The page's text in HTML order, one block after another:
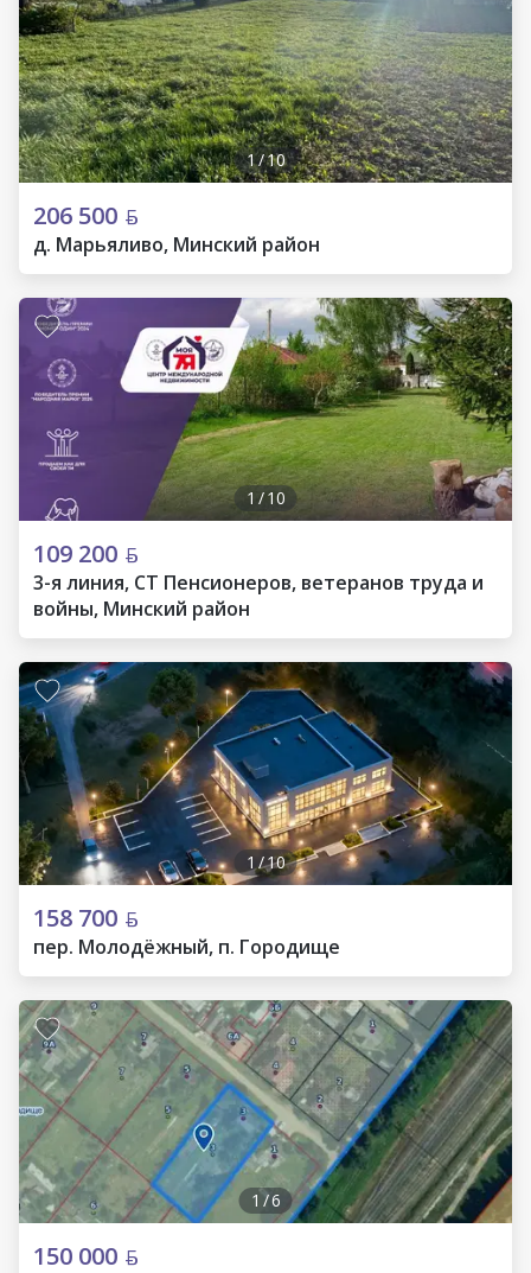
1/10
206 500
д. Марьяливо, Минский район
1 /10
109 200
3-я линия, СТ Пенсионеров, ветеранов труда и
войны, Минский район
1 /10
158 700
пер. Молодёжный, п. Городище
1 /6
150 000